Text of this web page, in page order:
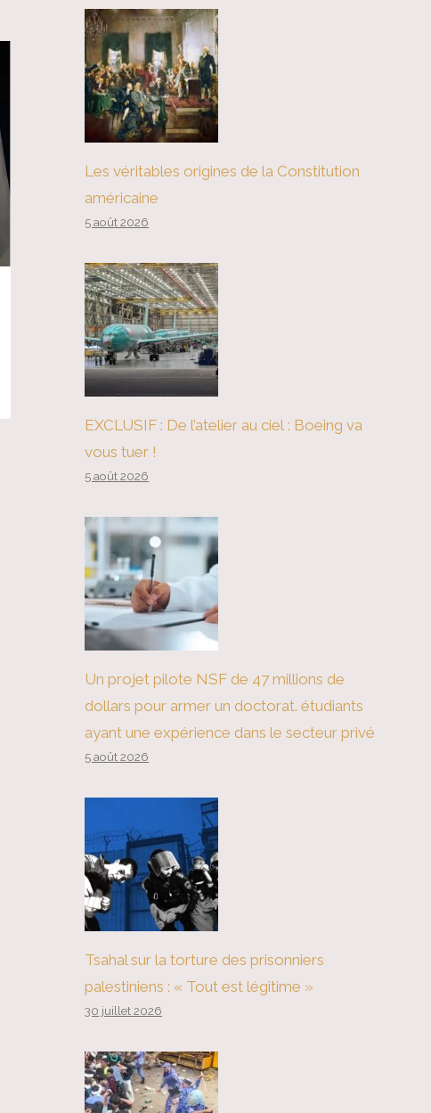
La désindustrialisation allemande
est toujours imminente
Les véritables origines de la Constitution
américaine
5 août 2026
EXCLUSIF : De l’atelier au ciel : Boeing va
vous tuer !
5 août 2026
Un projet pilote NSF de 47 millions de
dollars pour armer un doctorat. étudiants
ayant une expérience dans le secteur privé
5 août 2026
Tsahal sur la torture des prisonniers
palestiniens : « Tout est légitime »
30 juillet 2026